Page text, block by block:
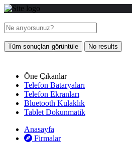
Tüm sonuçları görüntüle No results
Öne Çıkanlar
Telefon Bataryaları
Telefon Ekranları
Bluetooth Kulaklık
Tablet Dokunmatik
Anasayfa
Firmalar